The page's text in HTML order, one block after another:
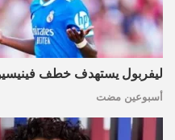
ليفربول يستهدف خطف
أسبوعين مضت